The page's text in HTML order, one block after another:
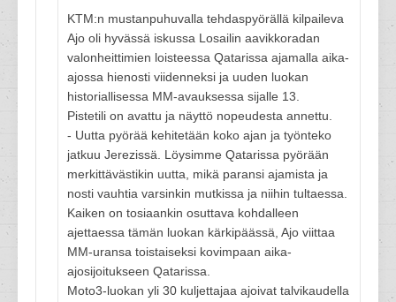
KTM:n mustanpuhuvalla tehdaspyörällä kilpaileva
Ajo oli hyvässä iskussa Losailin aavikkoradan
valonheittimien loisteessa Qatarissa ajamalla aika-
ajossa hienosti viidenneksi ja uuden luokan
historiallisessa MM-avauksessa sijalle 13.
Pistetili on avattu ja näyttö nopeudesta annettu.
- Uutta pyörää kehitetään koko ajan ja työnteko
jatkuu Jerezissä. Löysimme Qatarissa pyörään
merkittävästikin uutta, mikä paransi ajamista ja
nosti vauhtia varsinkin mutkissa ja niihin tultaessa.
Kaiken on tosiaankin osuttava kohdalleen
ajettaessa tämän luokan kärkipäässä, Ajo viittaa
MM-uransa toistaiseksi kovimpaan aika-
ajosijoitukseen Qatarissa.
Moto3-luokan yli 30 kuljettajaa ajoivat talvikaudella